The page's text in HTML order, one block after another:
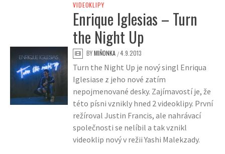
VIDEOKLIPY
Enrique Iglesias – Turn
the Night Up
BYMIŇONKA /4.9.2013
Turn the Night Up je nový singl Enriqua
Iglesiase z jeho nové zatím
nepojmenované desky. Zajímavostí je, že
této písni vznikly hned 2 videoklipy. První
režíroval Justin Francis, ale nahrávací
společnosti se nelíbil a tak vznikl
videoklip nový v režii Yashi Malekzady.